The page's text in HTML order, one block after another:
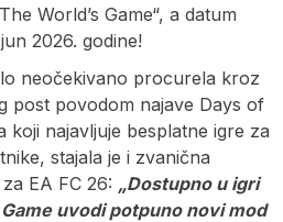
World’s Game“, a datum
2026. godine!
neočekivano procurela kroz
post povodom najave Days of
koji najavljuje besplatne igre za
stajala je i zvanična
EA FC 26: „Dostupno u igri
uvodi potpuno novi mod